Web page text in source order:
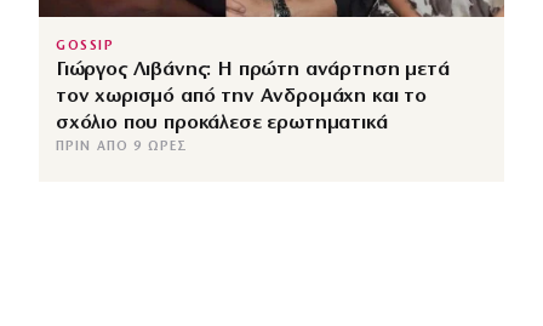
GOSSIP
Γιώργος Λιβάνης: Η πρώτη ανάρτηση μετά
τον χωρισμό από την Ανδρομάχη και το
σχόλιο που προκάλεσε ερωτηματικά
ΠΡΙΝ ΑΠΌ 9 ΏΡΕΣ